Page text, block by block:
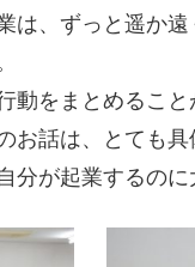
は、ずっと遥か
動をまとめること
お話は、とても
分が起業するのに